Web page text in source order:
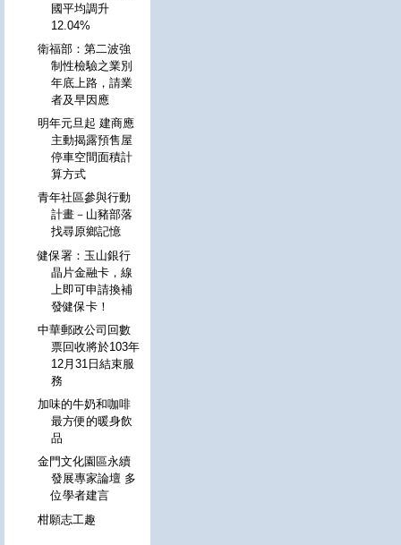
國平均調升
12.04%
衛福部：第二波強
制性檢驗之業別
年底上路，請業
者及早因應
明年元旦起 建商應
主動揭露預售屋
停車空間面積計
算方式
青年社區參與行動
計畫－山豬部落
找尋原鄉記憶
健保署：玉山銀行
晶片金融卡，線
上即可申請換補
發健保卡！
中華郵政公司回數
票回收將於103年
12月31日結束服
務
加味的牛奶和咖啡
最方便的暖身飲
品
金門文化園區永續
發展專家論壇 多
位學者建言
柑願志工趣